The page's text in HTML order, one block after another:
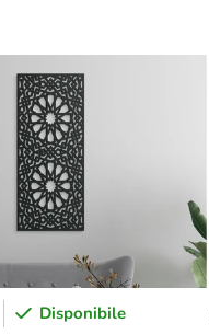
Disponibile